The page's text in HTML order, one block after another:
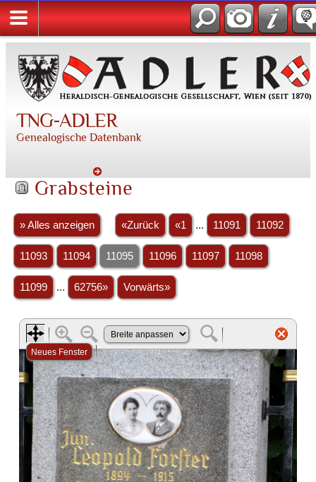
TNG-ADLER
Genealogische Datenbank
Grabsteine
» Alles anzeigen «Zurück «1 ... 11091 11092
11093 11094 11095 11096 11097 11098
11099 ... 62756» Vorwärts»